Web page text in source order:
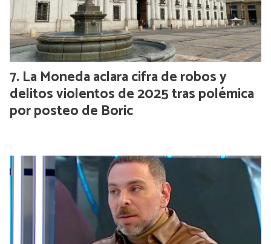
La Moneda aclara cifra de robos y
delitos violentos de 2025 tras polémica
por posteo de Boric